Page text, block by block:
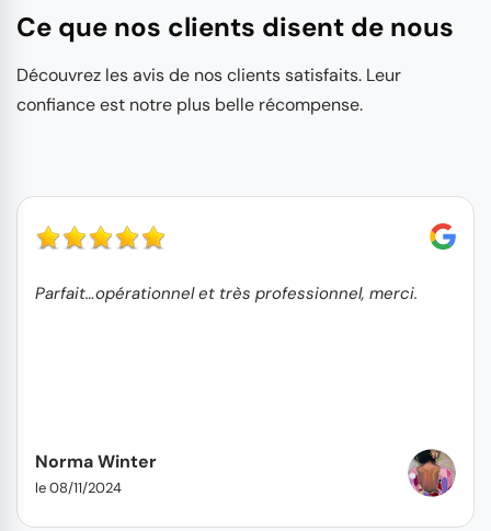
Ce que nos clients disent de nous
Découvrez les avis de nos clients satisfaits. Leur
confiance est notre plus belle récompense.
Parfait…opérationnel et très professionnel, merci.
Norma Winter
le 08/11/2024